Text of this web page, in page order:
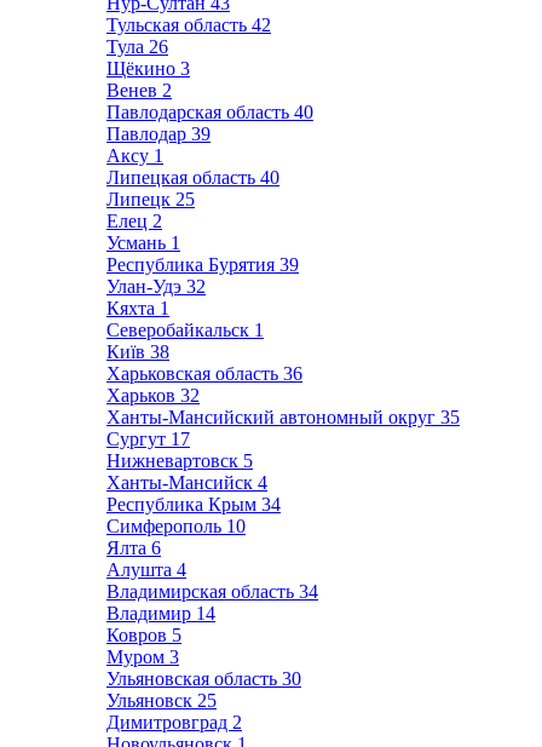
Тульская область 42
Тула 26
Щёкино 3
Венев 2
Павлодарская область 40
Павлодар 39
Аксу 1
Липецкая область 40
Липецк 25
Елец 2
Усмань 1
Республика Бурятия 39
Улан-Удэ 32
Кяхта 1
Северобайкальск 1
Київ 38
Харьковская область 36
Харьков 32
Ханты-Мансийский автономный округ 35
Сургут 17
Нижневартовск 5
Ханты-Мансийск 4
Республика Крым 34
Симферополь 10
Ялта 6
Алушта 4
Владимирская область 34
Владимир 14
Ковров 5
Муром 3
Ульяновская область 30
Ульяновск 25
Димитровград 2